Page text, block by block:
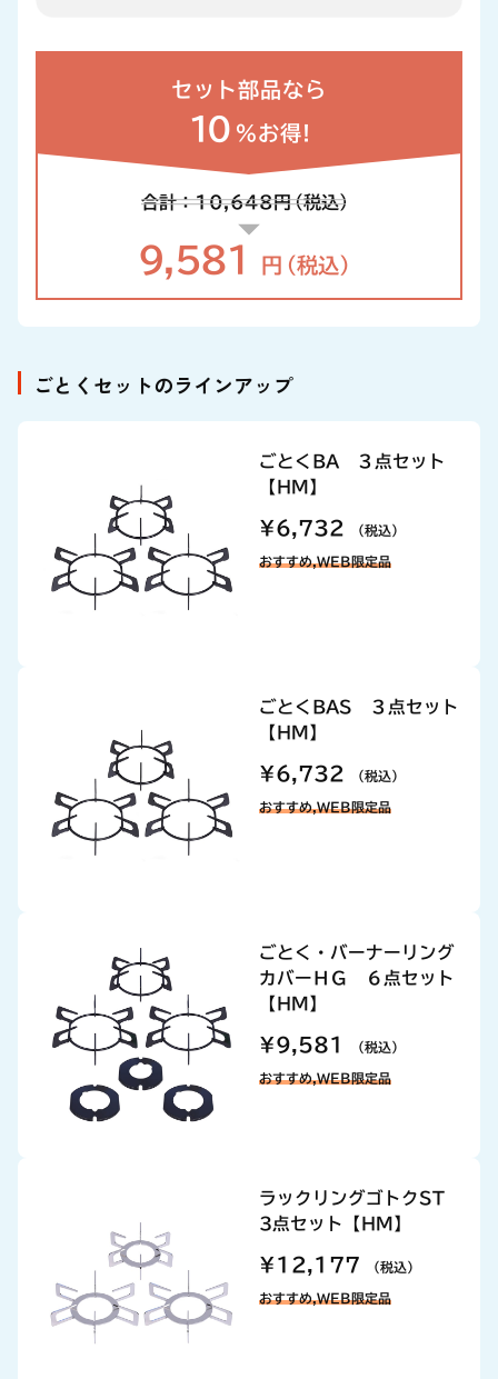
セット部品なら
10 %お得!
合計：10,648円（税込）
9,581 円（税込）
ごとくセットのラインアップ
ごとくBA ３点セット
【HM】
¥6,732 （税込）
おすすめ,WEB限定品
ごとくBAS ３点セット
【HM】
¥6,732 （税込）
おすすめ,WEB限定品
ごとく・バーナーリング
カバーＨＧ ６点セット
【HM】
¥9,581 （税込）
おすすめ,WEB限定品
ラックリングゴトクST
3点セット【HM】
¥12,177 （税込）
おすすめ,WEB限定品